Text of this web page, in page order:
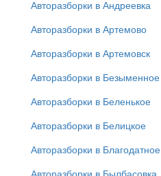
Авторазборки в Андреевка
Авторазборки в Артемово
Авторазборки в Артемовск
Авторазборки в Безыменное
Авторазборки в Беленькое
Авторазборки в Белицкое
Авторазборки в Благодатное